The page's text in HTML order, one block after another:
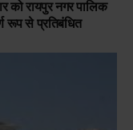
को रायपुर नगर पालिक
रूप से प्रतिबंधित